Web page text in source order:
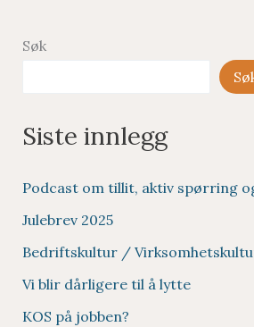
Søk
Siste innlegg
Podcast om tillit, aktiv spørring
Julebrev 2025
Bedriftskultur /
Vi blir dårligere til å lytte
KOS på jobben?